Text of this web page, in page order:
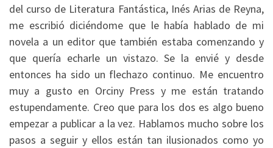
del curso de Literatura Fantástica, Inés Arias de Reyna,
me escribió diciéndome que le había hablado de mi
novela a un editor que también estaba comenzando y
que quería echarle un vistazo. Se la envié y desde
entonces ha sido un flechazo continuo. Me encuentro
muy a gusto en Orciny Press y me están tratando
estupendamente. Creo que para los dos es algo bueno
empezar a publicar a la vez. Hablamos mucho sobre los
pasos a seguir y ellos están tan ilusionados como yo